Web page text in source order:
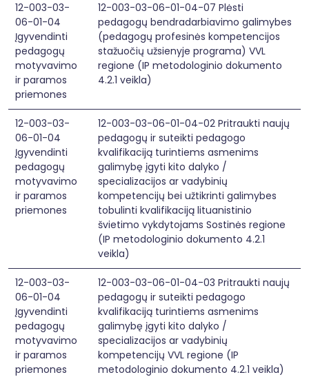
12-003-03-
06-01-04
Įgyvendinti
pedagogų
motyvavimo
ir paramos
priemones
12-003-03-06-01-04-07 Plėsti
pedagogų bendradarbiavimo galimybes
(pedagogų profesinės kompetencijos
stažuočių užsienyje programa) VVL
regione (IP metodologinio dokumento
4.2.1 veikla)
12-003-03-
06-01-04
Įgyvendinti
pedagogų
motyvavimo
ir paramos
priemones
12-003-03-06-01-04-02 Pritraukti naujų
pedagogų ir suteikti pedagogo
kvalifikaciją turintiems asmenims
galimybę įgyti kito dalyko /
specializacijos ar vadybinių
kompetencijų bei užtikrinti galimybes
tobulinti kvalifikaciją lituanistinio
švietimo vykdytojams Sostinės regione
(IP metodologinio dokumento 4.2.1
veikla)
12-003-03-
06-01-04
Įgyvendinti
pedagogų
motyvavimo
ir paramos
priemones
12-003-03-06-01-04-03 Pritraukti naujų
pedagogų ir suteikti pedagogo
kvalifikaciją turintiems asmenims
galimybę įgyti kito dalyko /
specializacijos ar vadybinių
kompetencijų VVL regione (IP
metodologinio dokumento 4.2.1 veikla)